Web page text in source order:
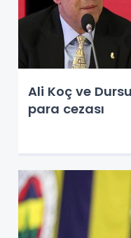
Ali Koç ve
para cezası